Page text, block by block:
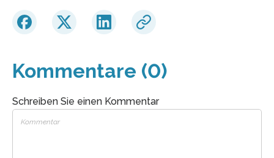
Kommentare (0)
Schreiben Sie einen Kommentar